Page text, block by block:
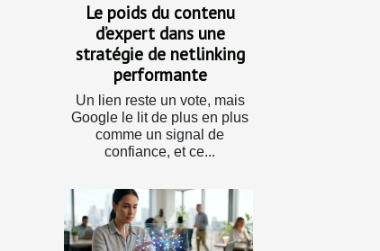
Le poids du contenu
d’expert dans une
stratégie de netlinking
performante
Un lien reste un vote, mais
Google le lit de plus en plus
comme un signal de
confiance, et ce...